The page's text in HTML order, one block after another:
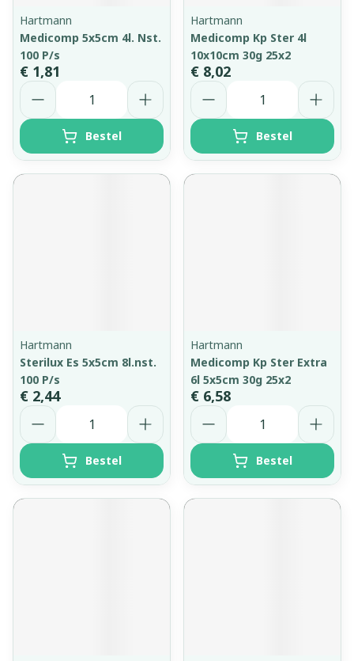
Hartmann
Medicomp 5x5cm 4l. Nst.
100 P/s
€ 1,81
Aantal
Bestel
Hartmann
Medicomp Kp Ster 4l
10x10cm 30g 25x2
€ 8,02
Aantal
Bestel
Hartmann
Sterilux Es 5x5cm 8l.nst.
100 P/s
€ 2,44
Aantal
Bestel
Hartmann
Medicomp Kp Ster Extra
6l 5x5cm 30g 25x2
€ 6,58
Aantal
Bestel